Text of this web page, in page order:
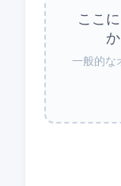
ここ
一般的な